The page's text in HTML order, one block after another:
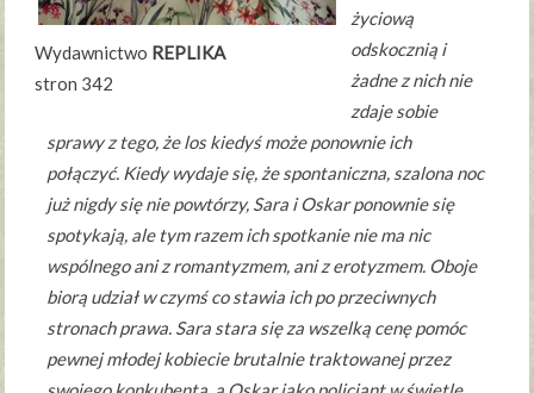
Wydawnictwo REPLIKA
stron 342
życiową
odskocznią i
żadne z nich nie
zdaje sobie
sprawy z tego, że los kiedyś może ponownie ich
połączyć. Kiedy wydaje się, że spontaniczna, szalona noc
już nigdy się nie powtórzy, Sara i Oskar ponownie się
spotykają, ale tym razem ich spotkanie nie ma nic
wspólnego ani z romantyzmem, ani z erotyzmem. Oboje
biorą udział w czymś co stawia ich po przeciwnych
stronach prawa. Sara stara się za wszelką cenę pomóc
pewnej młodej kobiecie brutalnie traktowanej przez